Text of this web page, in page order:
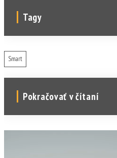
Tagy
Smart
Pokračovať v čítaní